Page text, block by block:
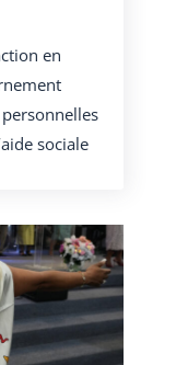
en
sociale